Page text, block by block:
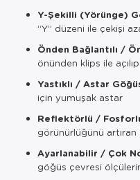
Y-Şekilli (Yörünge)
“Y” düzeni ile çekişi
Önden Bağlantılı /
önünden klips ile
Yastıklı / Astar
için yumuşak astar
Reflektörlü /
görünürlüğünü
Ayarlanabilir / Çok
göğüs çevresi